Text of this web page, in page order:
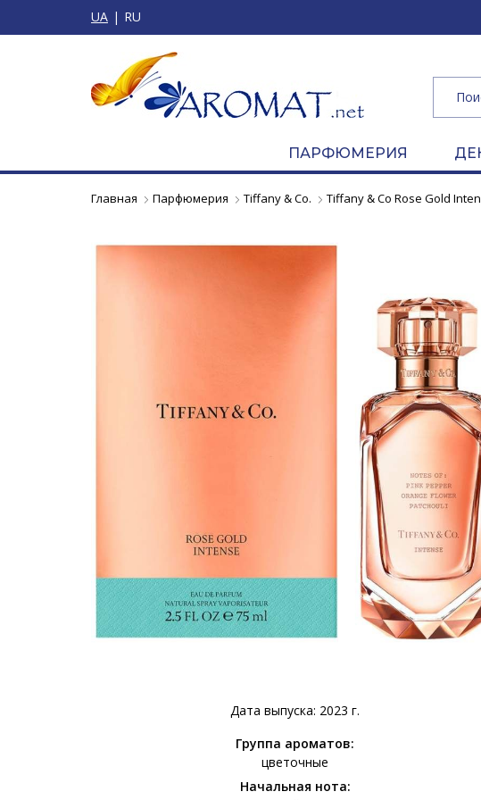
UA RU
ПАРФЮМЕРИЯ
Главная Парфюмерия Tiffany & Co. Tiffany & Co Rose Gold
Дата выпуска: 2023 г.
Группа ароматов:
цветочные
Начальная нота: